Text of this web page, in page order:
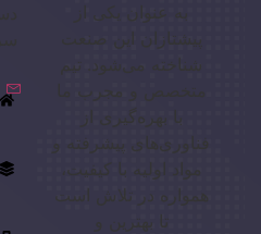
به عنوان یکی از
پیشتازان این صنعت
شناخته می‌شود. تیم
متخصص و مجرب ما
با بهره‌گیری از
فناوری‌های پیشرفته و
مواد اولیه با کیفیت،
همواره در تلاش است
تا بهترین و